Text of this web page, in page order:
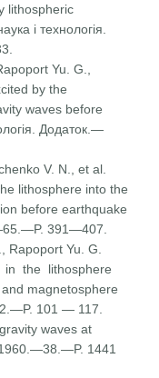
lithospheric
і технологія.
Yu. G.,
by the
waves before
Додаток.—
V. N., et al.
lithosphere into the
before earthquake
391—407.
Rapoport Yu. G.
in the lithosphere
magnetosphere
101 — 117.
waves at
1441